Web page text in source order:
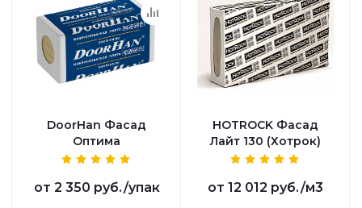
DoorHan Фасад
Оптима
от 2 350 руб./упак
HOTROCK Фасад
Лайт 130 (Хотрок)
от 12 012 руб./м3